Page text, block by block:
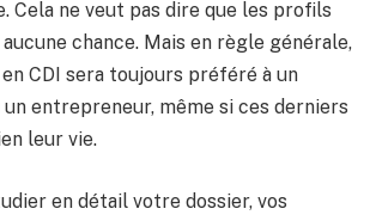
Cela ne veut pas dire que les profils
chance. Mais en règle générale,
CDI sera toujours préféré à un
entrepreneur, même si ces derniers
leur vie.
en détail votre dossier, vos